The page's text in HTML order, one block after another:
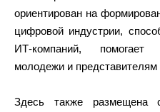
ориентирован на
цифровой индустрии,
ИТ-компаний, помогает
молодежи и
Здесь также размещена